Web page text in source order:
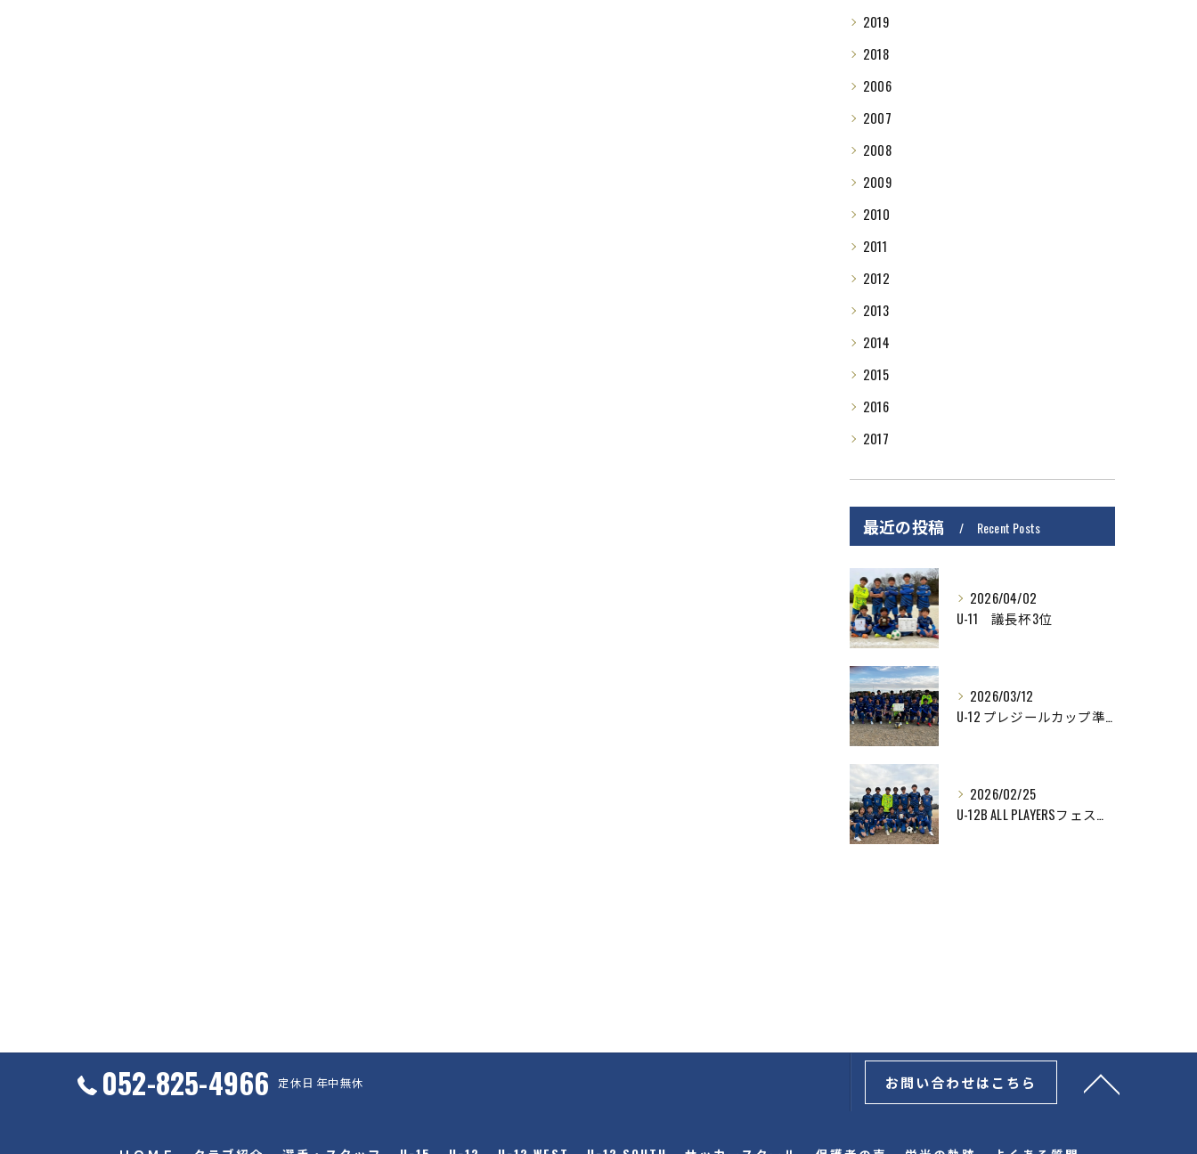
2019
2018
2006
2007
2008
2009
2010
2011
2012
2013
2014
2015
2016
2017
最近の投稿 Recent Posts
2026/04/02
U-11 議長杯3位
2026/03/12
U-12 プレジールカップ準優勝
2026/02/25
U-12B ALL PLAYERSフェスティバル優勝
052-825-4966 定休日 年中無休 お問い合わせはこちら